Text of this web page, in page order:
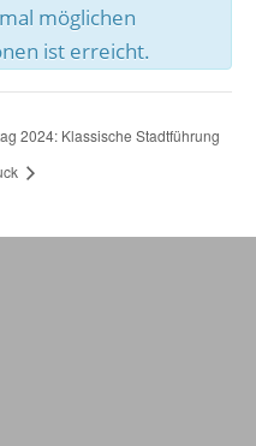
möglichen
ist erreicht.
2024: Klassische Stadtführung